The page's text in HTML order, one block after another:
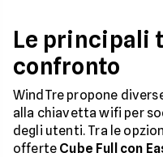
Le principali
confronto
WindTre propone
alla chiavetta wifi per
degli utenti. Tra le
offerte Cube Full con